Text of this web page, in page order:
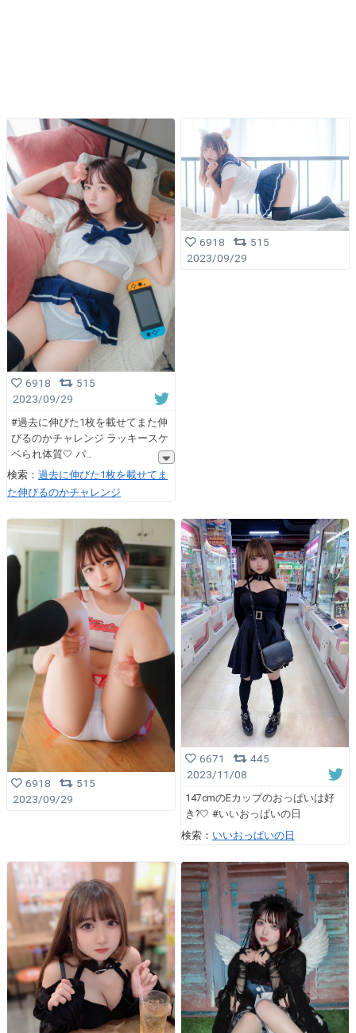
6918
515
2023/09/29
#過去に伸びた1枚を載せてまた伸
びるのかチャレンジ ラッキースケ
ベられ体質🤍 パ
検索： 過去に伸びた1枚を載せてま
た伸びるのかチャレンジ
6918
515
2023/09/29
6918
515
2023/09/29
6671
445
2023/11/08
147cmのEカップのおっぱいは好
き?🤍 #いいおっぱいの日
検索： いいおっぱいの日